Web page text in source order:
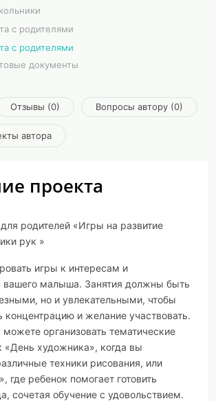
с родителями
с родителями
документы
Отзывы (0) Вопросы автору (0)
автора
проекта
родителей «Игры на развитие
рук »
игры к интересам и
вашего малыша. Занятия должны быть
но и увлекательными, чтобы
концентрацию и желание участвовать.
организовать тематические
«День художника», когда вы
техники рисования, или
где ребенок помогает готовить
сочетая обучение с удовольствием.